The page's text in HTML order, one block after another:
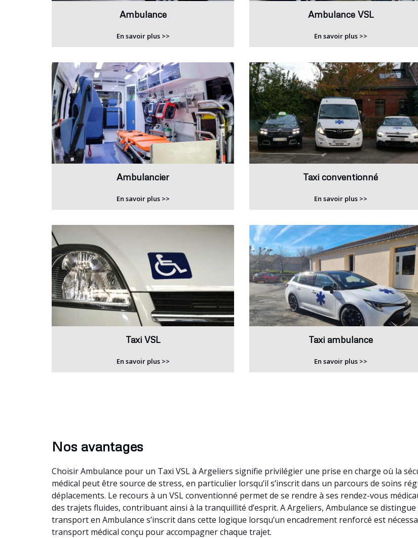
Ambulance
En savoir plus >>
Ambulance VSL
En savoir plus >>
Ambulancier
En savoir plus >>
Taxi conventionné
En savoir plus >>
Taxi VSL
En savoir plus >>
Taxi ambulance
En savoir plus >>
Nos avantages
Choisir Ambulance pour un Taxi VSL à Argeliers signifie privilégier une prise en charge où la
médical peut être source de stress, en particulier lorsqu’il s’inscrit dans un parcours de soins
déplacements. Le recours à un VSL conventionné permet de se rendre à ses rendez-vous
des trajets fluides, contribuant ainsi à la tranquillité d’esprit. A Argeliers, Ambulance se
transport en Ambulance s’inscrit dans cette logique lorsqu’un encadrement renforcé est
transport médical conçu pour accompagner chaque trajet.